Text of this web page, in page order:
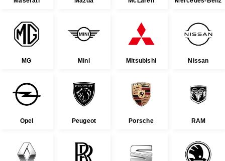
MG Mini Mitsubishi Nissan
Opel Peugeot Porsche RAM